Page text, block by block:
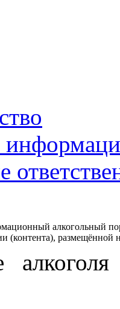
алкогольный
(контента), размещённой